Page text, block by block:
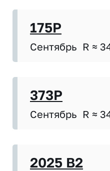
175P
Сентябрь R ≈
373P
Сентябрь R ≈
2025 B2